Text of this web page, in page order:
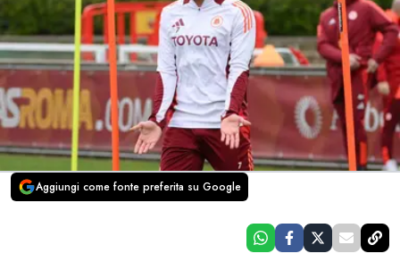
Aggiungi come fonte preferita su Google